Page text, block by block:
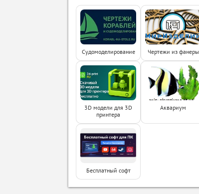
Судомоделирование Чертежи из фанеры
3D модели для 3D
принтера
Аквариум
Бесплатный софт